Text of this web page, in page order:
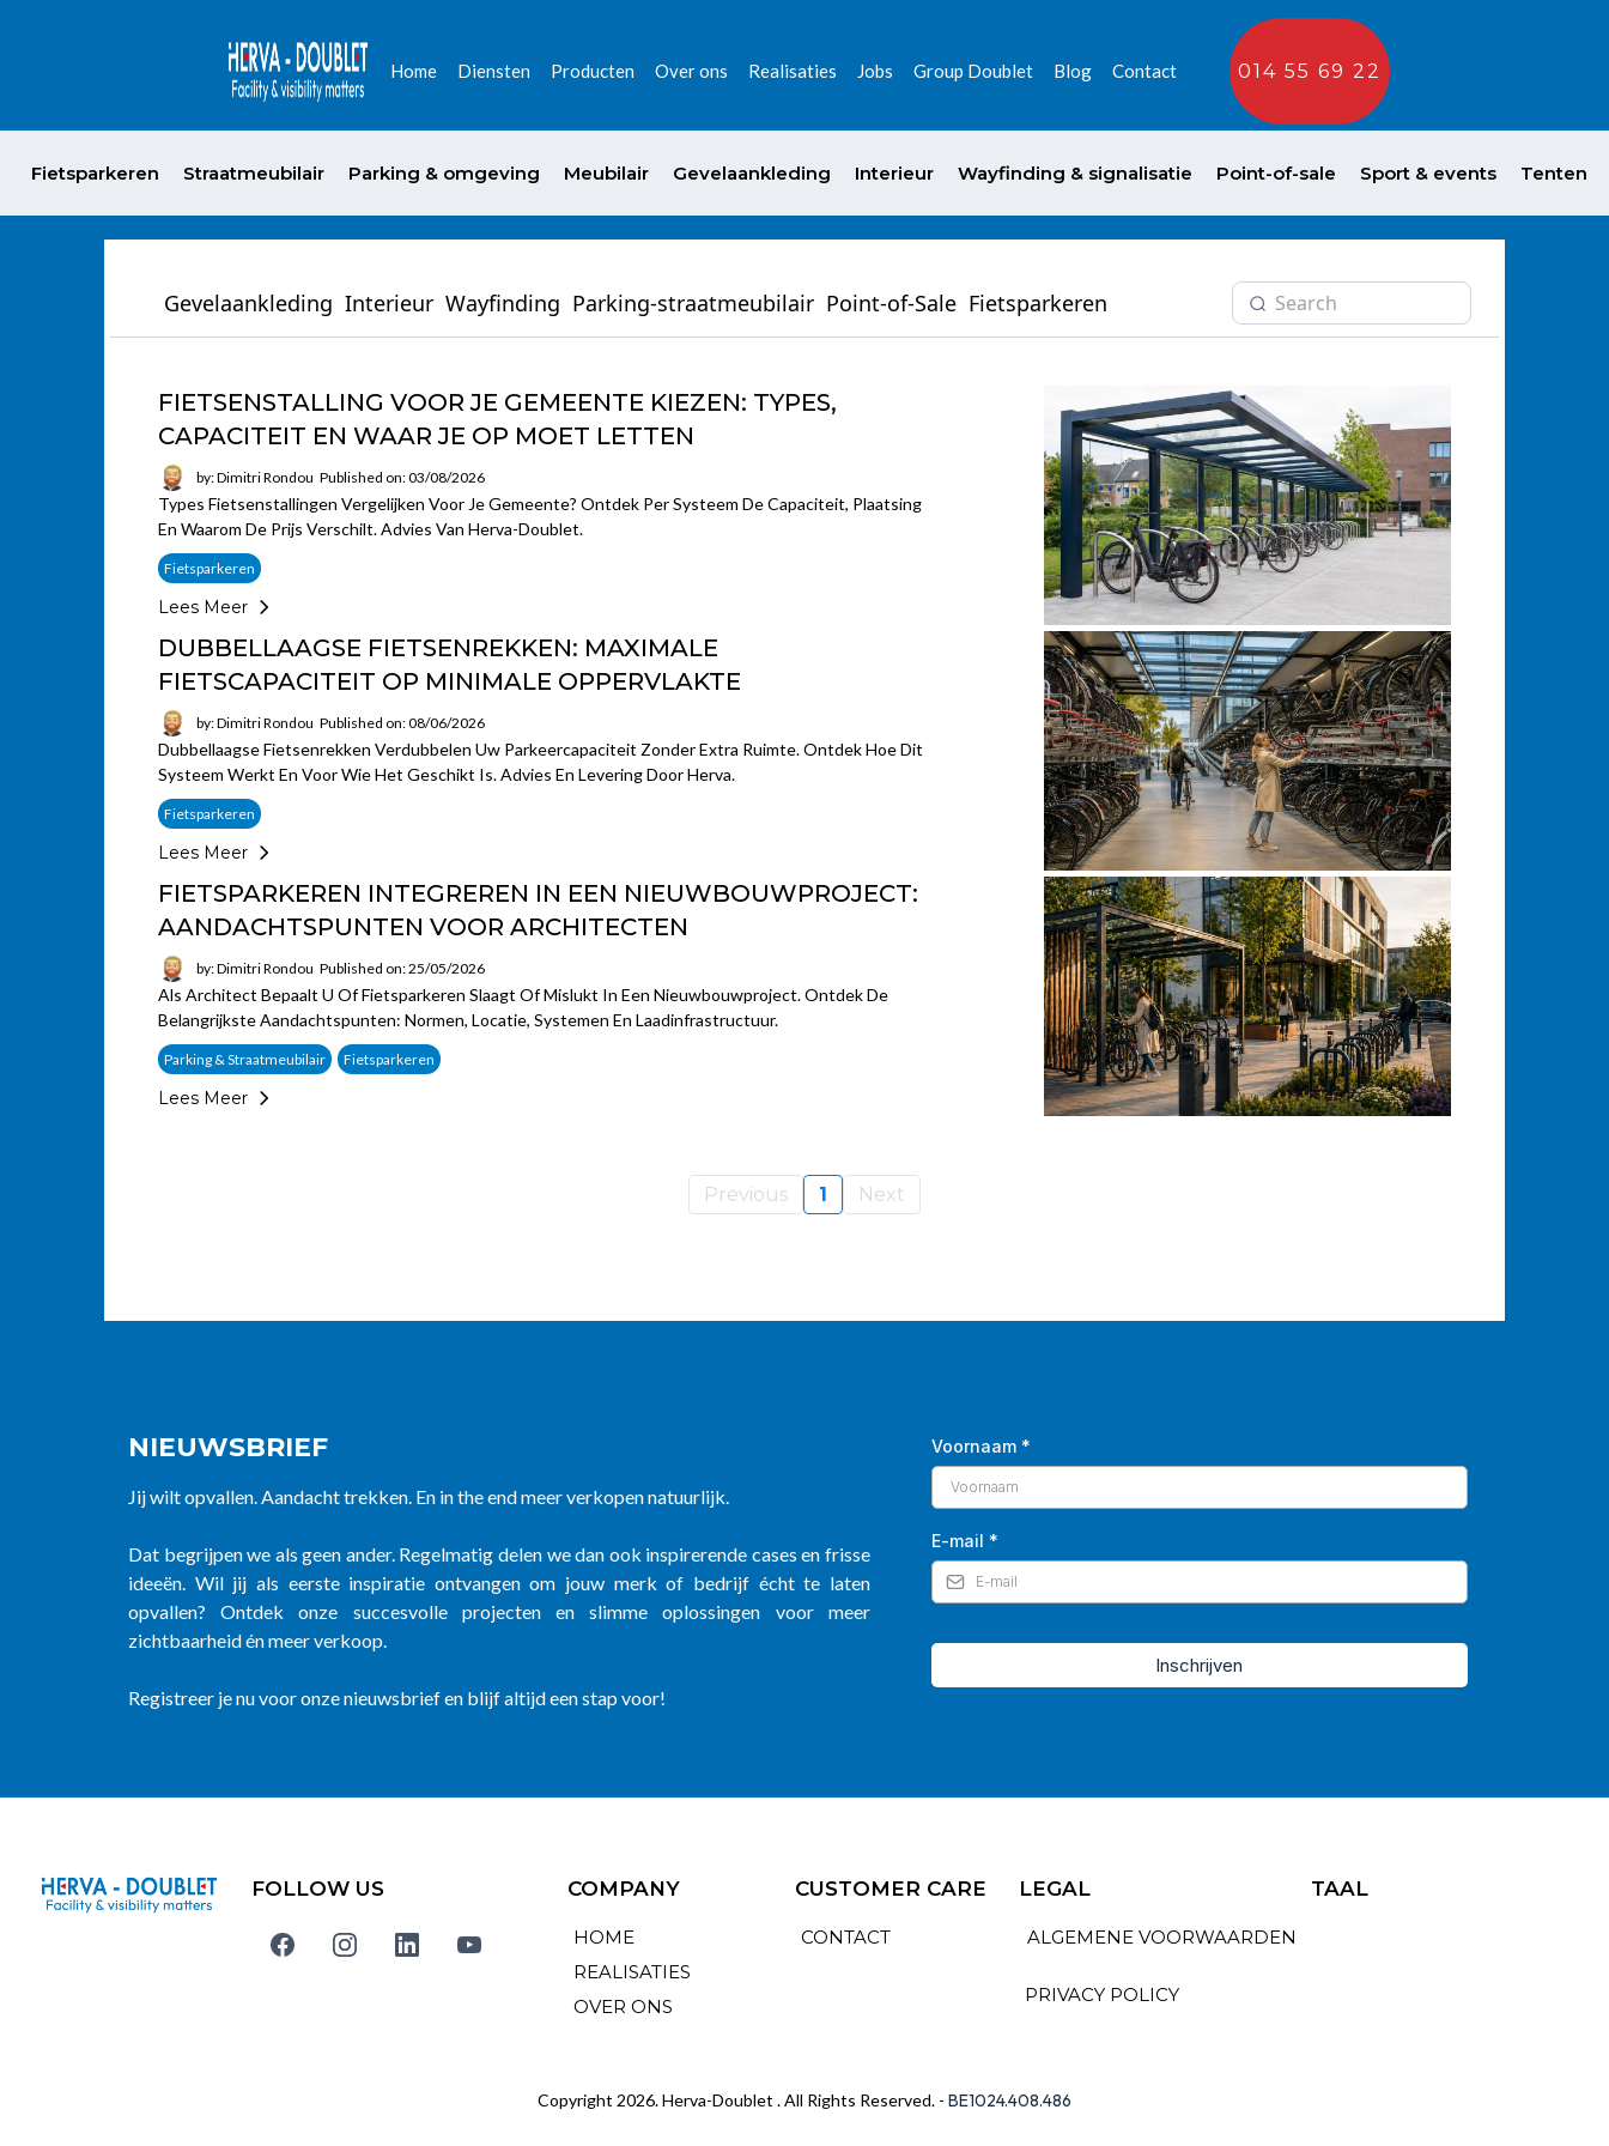
Home Diensten Producten Over ons Realisaties Jobs Group Doublet Blog Contact 014 55 69 22
Fietsparkeren Straatmeubilair Parking & omgeving Meubilair Gevelaankleding Interieur Wayfinding & signalisatie Point-of-sale Sport & events Tenten
Gevelaankleding Interieur Wayfinding Parking-straatmeubilair Point-of-Sale Fietsparkeren
FIETSENSTALLING VOOR JE GEMEENTE KIEZEN: TYPES,
CAPACITEIT EN WAAR JE OP MOET LETTEN
by: Dimitri Rondou Published on: 03/08/2026
Types Fietsenstallingen Vergelijken Voor Je Gemeente? Ontdek Per Systeem De Capaciteit, Plaatsing
En Waarom De Prijs Verschilt. Advies Van Herva-Doublet.
Fietsparkeren
Lees Meer
DUBBELLAAGSE FIETSENREKKEN: MAXIMALE
FIETSCAPACITEIT OP MINIMALE OPPERVLAKTE
by: Dimitri Rondou Published on: 08/06/2026
Dubbellaagse Fietsenrekken Verdubbelen Uw Parkeercapaciteit Zonder Extra Ruimte. Ontdek Hoe Dit
Systeem Werkt En Voor Wie Het Geschikt Is. Advies En Levering Door Herva.
Fietsparkeren
Lees Meer
FIETSPARKEREN INTEGREREN IN EEN NIEUWBOUWPROJECT:
AANDACHTSPUNTEN VOOR ARCHITECTEN
by: Dimitri Rondou Published on: 25/05/2026
Als Architect Bepaalt U Of Fietsparkeren Slaagt Of Mislukt In Een Nieuwbouwproject. Ontdek De
Belangrijkste Aandachtspunten: Normen, Locatie, Systemen En Laadinfrastructuur.
Parking & Straatmeubilair Fietsparkeren
Lees Meer
Previous 1 Next
NIEUWSBRIEF
Jij wilt opvallen. Aandacht trekken. En in the end meer verkopen natuurlijk.
Dat begrijpen we als geen ander. Regelmatig delen we dan ook inspirerende cases en frisse
ideeën. Wil jij als eerste inspiratie ontvangen om jouw merk of bedrijf écht te laten
opvallen? Ontdek onze succesvolle projecten en slimme oplossingen voor meer
zichtbaarheid én meer verkoop.
Registreer je nu voor onze nieuwsbrief en blijf altijd een stap voor!
Voornaam *
E-mail *
Inschrijven
FOLLOW US COMPANY
HOME
REALISATIES
OVER ONS
CUSTOMER CARE
CONTACT
LEGAL
ALGEMENE VOORWAARDEN
PRIVACY POLICY
TAAL
Copyright 2026. Herva-Doublet . All Rights Reserved. - BE1024.408.486